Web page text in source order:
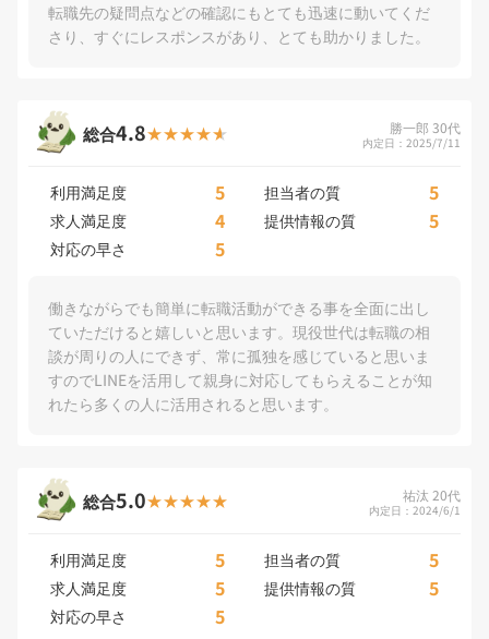
転職先の疑問点などの確認にもとても迅速に動いてくだ
さり、すぐにレスポンスがあり、とても助かりました。
総合4.8 勝一郎 30代
内定日：2025/7/11
利用満足度 5 担当者の質 5
求人満足度 4 提供情報の質 5
対応の早さ 5
働きながらでも簡単に転職活動ができる事を全面に出し
ていただけると嬉しいと思います。現役世代は転職の相
談が周りの人にできず、常に孤独を感じていると思いま
すのでLINEを活用して親身に対応してもらえることが知
れたら多くの人に活用されると思います。
総合5.0 祐汰 20代
内定日：2024/6/1
利用満足度 5 担当者の質 5
求人満足度 5 提供情報の質 5
対応の早さ 5